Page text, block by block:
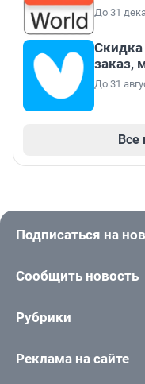
До 31
Скидка
заказ,
До 31
Все
Подписаться на
Сообщить новость
Рубрики
Реклама на сайте